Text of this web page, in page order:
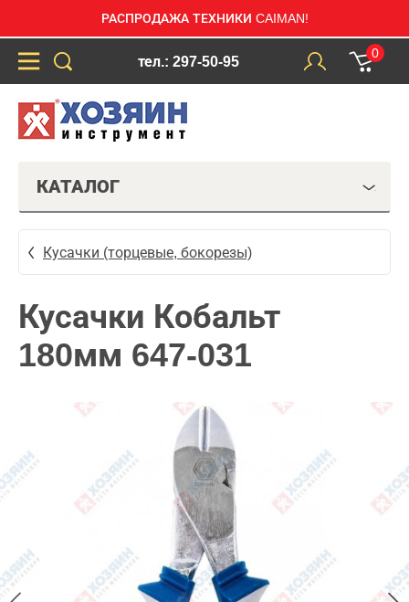
РАСПРОДАЖА ТЕХНИКИ CAIMAN!
тел.: 297-50-95
0
КАТАЛОГ
Кусачки (торцевые, бокорезы)
Кусачки Кобальт
180мм 647-031